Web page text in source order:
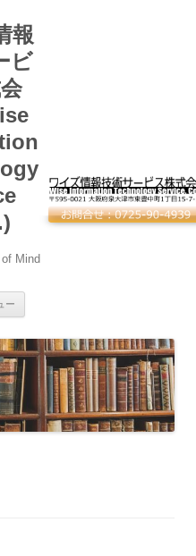
報
ビ
of Mind
ー